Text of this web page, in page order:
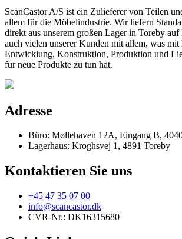
ScanCastor A/S ist ein Zulieferer von Teilen
allem für die Möbelindustrie. Wir liefern
direkt aus unserem großen Lager in Toreby
auch vielen unserer Kunden mit allem, was mit
Entwicklung, Konstruktion, Produktion und
für neue Produkte zu tun hat.
Adresse
Büro: Møllehaven 12A, Eingang B,
Lagerhaus: Kroghsvej 1, 4891 Toreby
Kontaktieren Sie uns
+45 47 35 07 00
info@scancastor.dk
CVR-Nr.: DK16315680